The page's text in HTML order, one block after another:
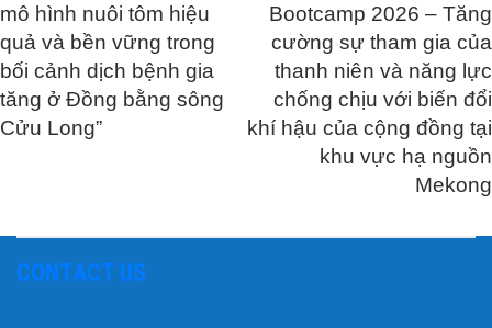
mô hình nuôi tôm hiệu
quả và bền vững trong
bối cảnh dịch bệnh gia
tăng ở Đồng bằng sông
Cửu Long”
Bootcamp 2026 – Tăng
cường sự tham gia của
thanh niên và năng lực
chống chịu với biến đổi
khí hậu của cộng đồng tại
khu vực hạ nguồn
Mekong
CONTACT US